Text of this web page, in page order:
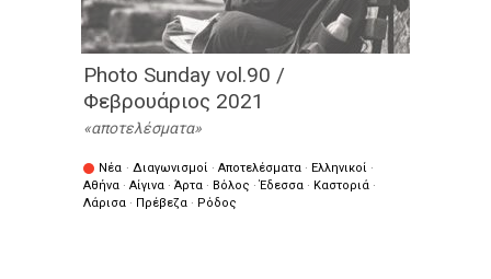
Photo Sunday vol.90 /
Φεβρουάριος 2021
αποτελέσματα
Νέα · Διαγωνισμοί · Αποτελέσματα · Ελληνικοί ·
Αθήνα · Αίγινα · Άρτα · Βόλος ·Έδεσσα · Καστοριά ·
Λάρισα · Πρέβεζα · Ρόδος